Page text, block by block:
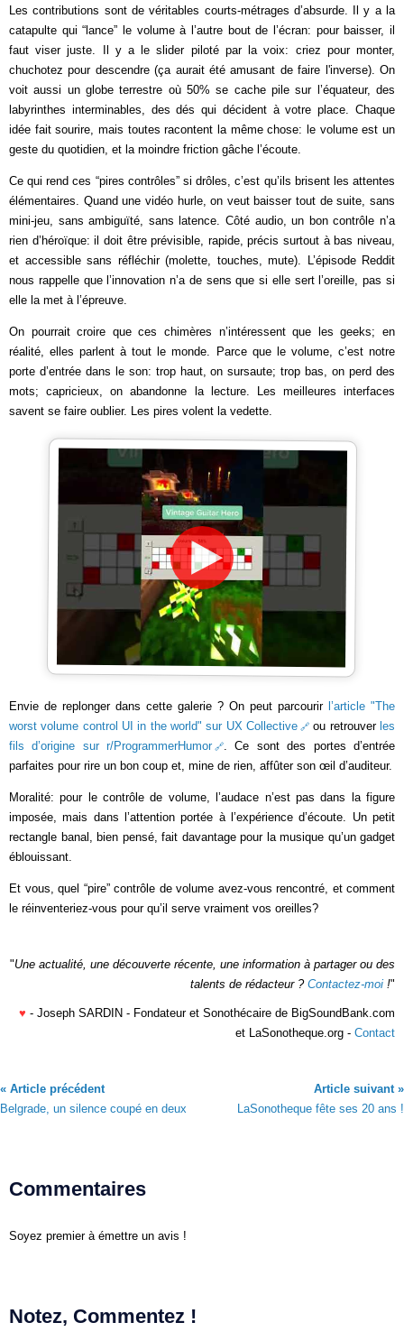
Les contributions sont de véritables courts-métrages d’absurde. Il y a la
catapulte qui “lance” le volume à l’autre bout de l’écran: pour baisser, il
faut viser juste. Il y a le slider piloté par la voix: criez pour monter,
chuchotez pour descendre (ça aurait été amusant de faire l'inverse). On
voit aussi un globe terrestre où 50% se cache pile sur l’équateur, des
labyrinthes interminables, des dés qui décident à votre place. Chaque
idée fait sourire, mais toutes racontent la même chose: le volume est un
geste du quotidien, et la moindre friction gâche l’écoute.
Ce qui rend ces “pires contrôles” si drôles, c’est qu’ils brisent les attentes
élémentaires. Quand une vidéo hurle, on veut baisser tout de suite, sans
mini-jeu, sans ambiguïté, sans latence. Côté audio, un bon contrôle n’a
rien d’héroïque: il doit être prévisible, rapide, précis surtout à bas niveau,
et accessible sans réfléchir (molette, touches, mute). L’épisode Reddit
nous rappelle que l’innovation n’a de sens que si elle sert l’oreille, pas si
elle la met à l’épreuve.
On pourrait croire que ces chimères n’intéressent que les geeks; en
réalité, elles parlent à tout le monde. Parce que le volume, c’est notre
porte d’entrée dans le son: trop haut, on sursaute; trop bas, on perd des
mots; capricieux, on abandonne la lecture. Les meilleures interfaces
savent se faire oublier. Les pires volent la vedette.
Envie de replonger dans cette galerie ? On peut parcourir l’article "The
worst volume control UI in the world" sur UX Collective
ou retrouver les
fils d’origine sur r/ProgrammerHumor
. Ce sont des portes d’entrée
parfaites pour rire un bon coup et, mine de rien, affûter son œil d’auditeur.
Moralité: pour le contrôle de volume, l’audace n’est pas dans la figure
imposée, mais dans l’attention portée à l’expérience d’écoute. Un petit
rectangle banal, bien pensé, fait davantage pour la musique qu’un gadget
éblouissant.
Et vous, quel “pire” contrôle de volume avez-vous rencontré, et comment
le réinventeriez-vous pour qu’il serve vraiment vos oreilles?
"Une actualité, une découverte récente, une information à partager ou des
talents de rédacteur ? Contactez-moi !"
♥ - Joseph SARDIN - Fondateur et Sonothécaire de BigSoundBank.com
et LaSonotheque.org - Contact
« Article précédent
Belgrade, un silence coupé en deux
Article suivant »
LaSonotheque fête ses 20 ans !
Commentaires
Soyez premier à émettre un avis !
Notez, Commentez !